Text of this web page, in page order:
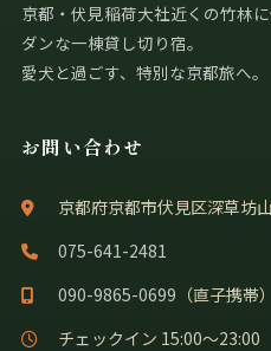
京都・伏見稲荷大社近くの竹林
ダンな一棟貸し切り宿。
愛犬と過ごす、特別な京都旅へ。
お問い合わせ
京都府京都市伏見区深草坊
075-641-2481
090-9865-0699 （直子携帯）
チェックイン 15:00〜23:00